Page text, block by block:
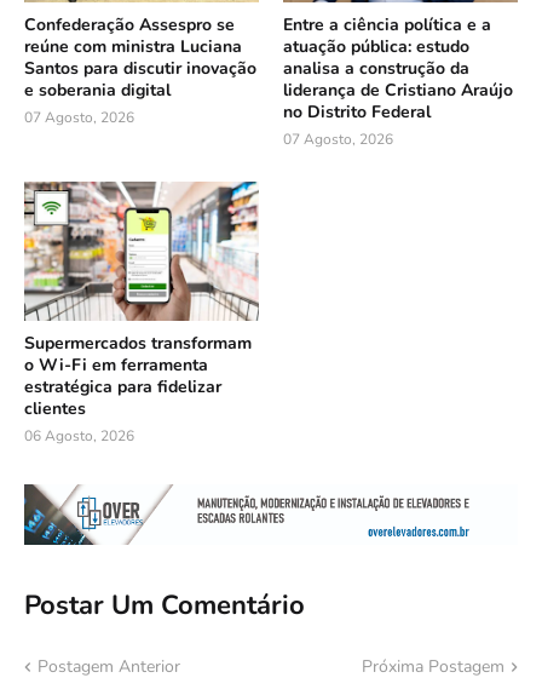
Confederação Assespro se
reúne com ministra Luciana
Santos para discutir inovação
e soberania digital
07 Agosto, 2026
Entre a ciência política e a
atuação pública: estudo
analisa a construção da
liderança de Cristiano Araújo
no Distrito Federal
07 Agosto, 2026
Supermercados transformam
o Wi-Fi em ferramenta
estratégica para fidelizar
clientes
06 Agosto, 2026
Postar Um Comentário
Postagem Anterior Próxima Postagem